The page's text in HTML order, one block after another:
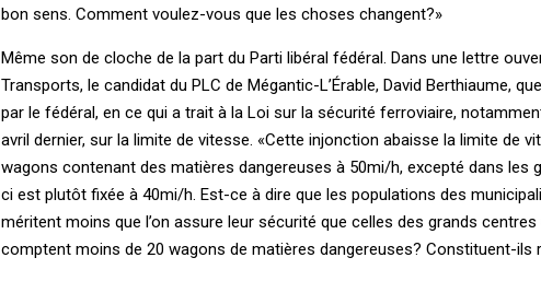
bon sens. Comment voulez-vous que les choses changent?»
Même son de cloche de la part du Parti libéral fédéral. Dans une lettre
Transports, le candidat du PLC de Mégantic-L’Érable, David Berthiaume,
par le fédéral, en ce qui a trait à la Loi sur la sécurité ferroviaire,
avril dernier, sur la limite de vitesse. «Cette injonction abaisse la limite de
wagons contenant des matières dangereuses à 50mi/h, excepté dans les
ci est plutôt fixée à 40mi/h. Est-ce à dire que les populations des
méritent moins que l’on assure leur sécurité que celles des grands
comptent moins de 20 wagons de matières dangereuses? Constituent-ils